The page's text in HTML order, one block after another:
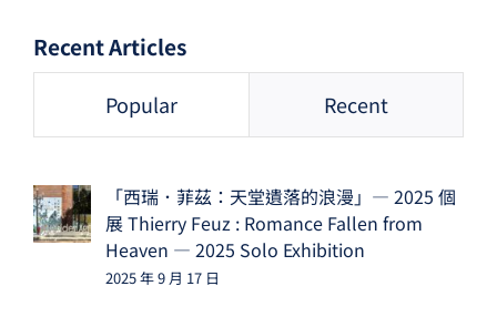
Recent Articles
Popular Recent
「西瑞．菲茲：天堂遺落的浪漫」— 2025 個
展 Thierry Feuz : Romance Fallen from
Heaven — 2025 Solo Exhibition
2025 年 9 月 17 日